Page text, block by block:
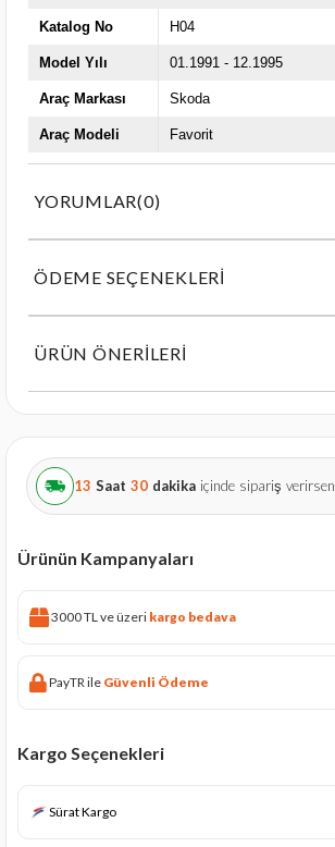
Katalog No H04
Model Yılı 01.1991 - 12.1995
Araç Markası Skoda
Araç Modeli Favorit
YORUMLAR(0)
ÖDEME SEÇENEKLERI
ÜRÜN ÖNERILERI
13 Saat 30 dakika içinde sipariş verirsen
Ürünün Kampanyaları
3000 TL ve üzeri kargo bedava
PayTR ile Güvenli Ödeme
Kargo Seçenekleri
Sürat Kargo